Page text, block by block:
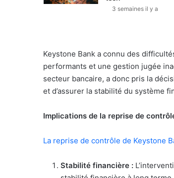
3 semaines il y a
Keystone Bank a connu des
performants et une gestion jugée
secteur bancaire, a donc pris la
et d’assurer la stabilité du système
Implications de la reprise de
La reprise de contrôle de Keystone
Stabilité financière :